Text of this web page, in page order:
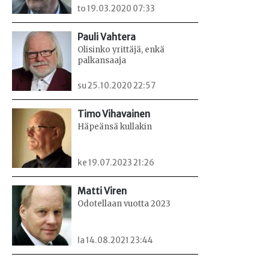
to 19.03.2020 07:33
Pauli Vahtera
Olisinko yrittäjä, enkä
palkansaaja
su 25.10.2020 22:57
Timo Vihavainen
Häpeänsä kullakin
ke 19.07.2023 21:26
Matti Viren
Odotellaan vuotta 2023
la 14.08.2021 23:44